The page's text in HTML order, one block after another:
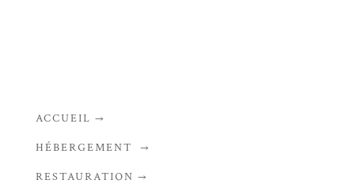
ACCUEIL →
HÉBERGEMENT →
RESTAURATION →